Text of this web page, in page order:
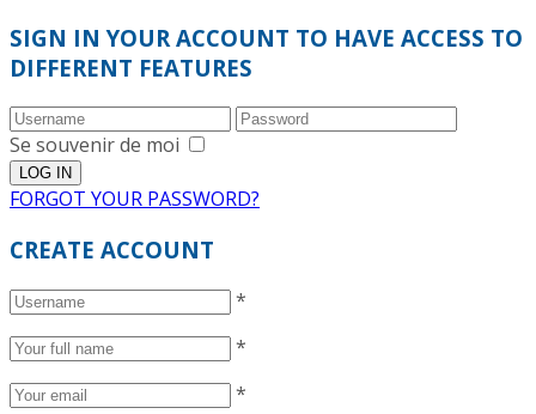
SIGN IN YOUR ACCOUNT TO HAVE ACCESS TO
DIFFERENT FEATURES
Se souvenir de moi
FORGOT YOUR PASSWORD?
CREATE ACCOUNT
*
*
*